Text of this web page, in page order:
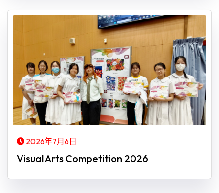
2026年7月6日
Visual Arts Competition 2026